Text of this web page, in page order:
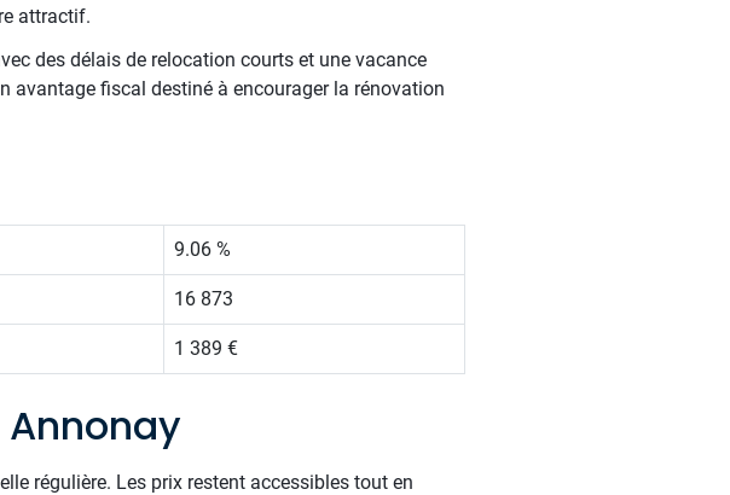
attractif.
des délais de relocation courts et une vacance
avantage fiscal destiné à encourager la rénovation
9.06 %
16 873
1 389 €
régulière. Les prix restent accessibles tout en